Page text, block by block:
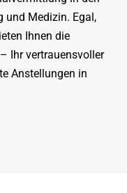
und Medizin. Egal,
Ihnen die
Ihr vertrauensvoller
Anstellungen in